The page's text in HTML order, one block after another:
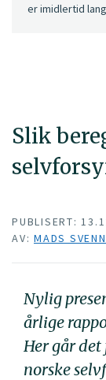
Slik
er imidlertid
PUBLISERT:
AV: MADS
Nylig
årlige
Her går
norske